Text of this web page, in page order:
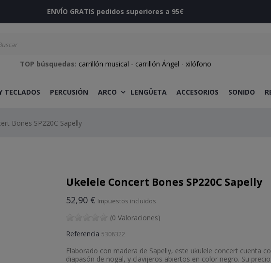
ENVÍO GRATIS pedidos superiores a 95€
TOP búsquedas: carrillón musical - carrillón Ángel - xilófono
TECLADOS PERCUSIÓN ARCO LENGÜETA ACCESORIOS SONIDO
Bones SP220C Sapelly
Ukelele Concert Bones SP220C Sapelly
52,90 € Impuestos incluidos
(0 Valoraciones)
Referencia 5308322
Elaborado con madera de Sapelly, este ukulele concert cuenta
diapasón de nogal, y clavijeros abiertos en color negro. Su